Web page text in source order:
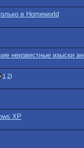
в Homeworld
неизвестные изыски
1 2)
ХР